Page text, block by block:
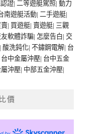
證| 二等遊艇駕照| 動力
南遊艇活動| 二手遊艇|
| 買遊艇| 賣遊艇| 三觀
軟體詐騙| 怎麼告白| 交
| 酸洗鈍化| 不鏽鋼電解| 台
台中金屬沖壓| 台中五金
沖壓| 中部五金沖壓|
價